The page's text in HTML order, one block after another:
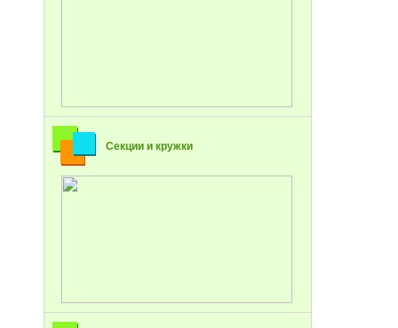
Секции и кружки